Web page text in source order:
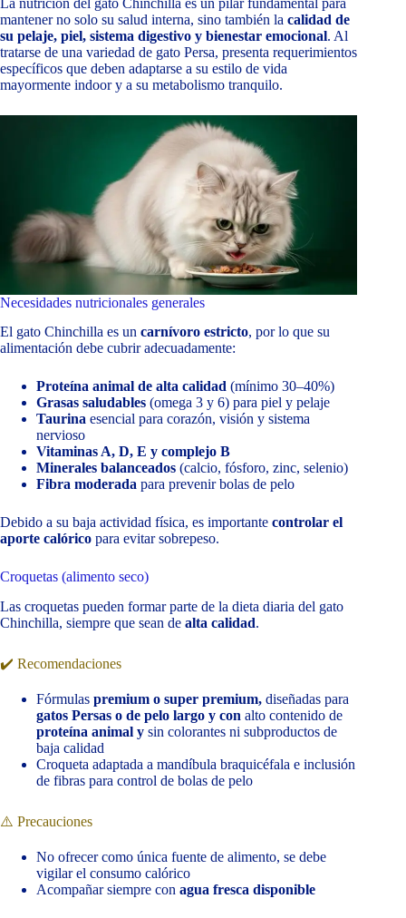
La nutrición del gato Chinchilla es un pilar fundamental para
mantener no solo su salud interna, sino también la calidad de
su pelaje, piel, sistema digestivo y bienestar emocional. Al
tratarse de una variedad de gato Persa, presenta requerimientos
específicos que deben adaptarse a su estilo de vida
mayormente indoor y a su metabolismo tranquilo.
Necesidades nutricionales generales
El gato Chinchilla es un carnívoro estricto, por lo que su
alimentación debe cubrir adecuadamente:
Proteína animal de alta calidad (mínimo 30–40%)
Grasas saludables (omega 3 y 6) para piel y pelaje
Taurina esencial para corazón, visión y sistema
nervioso
Vitaminas A, D, E y complejo B
Minerales balanceados (calcio, fósforo, zinc, selenio)
Fibra moderada para prevenir bolas de pelo
Debido a su baja actividad física, es importante controlar el
aporte calórico para evitar sobrepeso.
Croquetas (alimento seco)
Las croquetas pueden formar parte de la dieta diaria del gato
Chinchilla, siempre que sean de alta calidad.
✔️ Recomendaciones
Fórmulas premium o super premium, diseñadas para
gatos Persas o de pelo largo y con alto contenido de
proteína animal y sin colorantes ni subproductos de
baja calidad
Croqueta adaptada a mandíbula braquicéfala e inclusión
de fibras para control de bolas de pelo
⚠️ Precauciones
No ofrecer como única fuente de alimento, se debe
vigilar el consumo calórico
Acompañar siempre con agua fresca disponible